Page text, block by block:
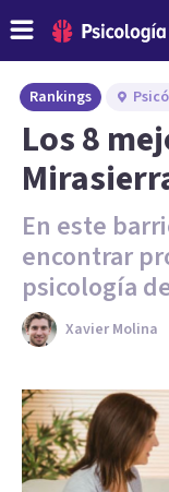
Rankings
Los 8
En este
encontrar
psicología
Xavier Molina